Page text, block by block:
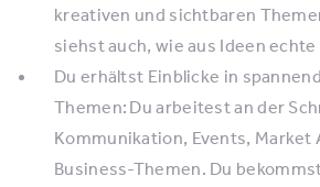
kreativen und sichtbaren
siehst auch, wie aus Ideen
Du erhältst Einblicke in
Themen: Du arbeitest an der
Kommunikation, Events, Market
Business-Themen. Du